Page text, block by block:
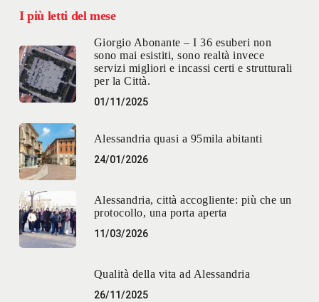
I più letti del mese
Giorgio Abonante – I 36 esuberi non
sono mai esistiti, sono realtà invece
servizi migliori e incassi certi e strutturali
per la Città.
01/11/2025
Alessandria quasi a 95mila abitanti
24/01/2026
Alessandria, città accogliente: più che un
protocollo, una porta aperta
11/03/2026
Qualità della vita ad Alessandria
26/11/2025